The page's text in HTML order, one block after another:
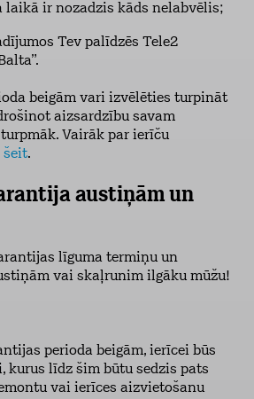
laikā ir nozadzis kāds nelabvēlis;
Tev palīdzēs Tele2
beigām vari izvēlēties turpināt
aizsardzību savam
Vairāk par ierīču
šeit.
austiņām un
līguma termiņu un
vai skaļrunim ilgāku mūžu!
perioda beigām, ierīcei būs
kurus līdz šim būtu sedzis pats
vai ierīces aizvietošanu